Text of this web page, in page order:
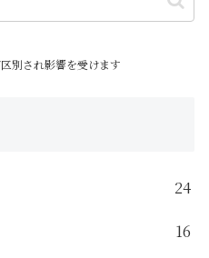
別され影響を受けます
24
16